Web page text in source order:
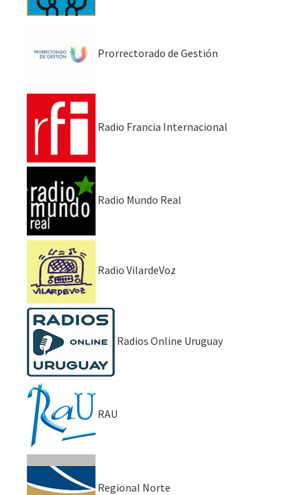
Prorrectorado de Gestión
Radio Francia Internacional
Radio Mundo Real
Radio VilardeVoz
Radios Online Uruguay
RAU
Regional Norte